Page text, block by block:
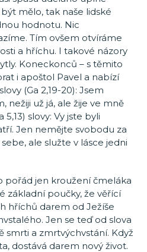
mělo, tak naše lidské
hodnotu. Nic
Tím ovšem otvíráme
a hříchu. I takové názory
Koneckonců – s těmito
i apoštol Pavel a nabízí
(Ga 2,19-20): Jsem
nežiji už já, ale žije ve mně
slovy: Vy jste byli
Jen nemějte svobodu za
ale služte v lásce jedni
pořád jen kroužení čmeláka
základní poučky, že věřící
hříchů darem od Ježíše
Jen se teď od slova
smrti a zmrtvýchvstání. Když
dostává darem nový život.